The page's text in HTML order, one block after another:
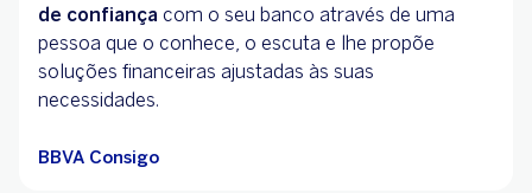
de confiança com o seu banco através de uma
pessoa que o conhece, o escuta e lhe propõe
soluções financeiras ajustadas às suas
necessidades.
BBVA Consigo